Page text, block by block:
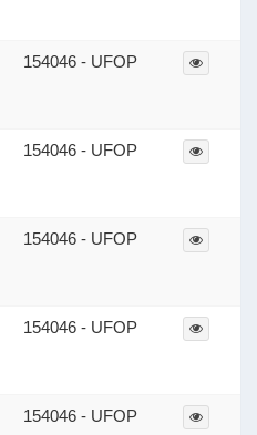
154046 - UFOP
154046 - UFOP
154046 - UFOP
154046 - UFOP
154046 - UFOP